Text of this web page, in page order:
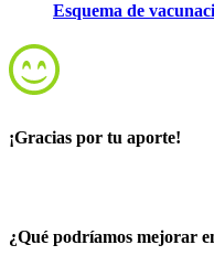
Esquema de
¡Gracias por tu aporte!
¿Qué podríamos mejorar